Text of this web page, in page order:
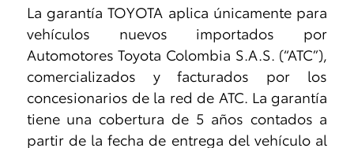
La garantía TOYOTA aplica únicamente para
vehículos nuevos importados por
Automotores Toyota Colombia S.A.S. (“ATC”),
comercializados y facturados por los
concesionarios de la red de ATC. La garantía
tiene una cobertura de 5 años contados a
partir de la fecha de entrega del vehículo al